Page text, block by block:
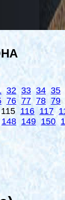
32 33 34 35
76 77 78 79
115 116 117
148 149 150